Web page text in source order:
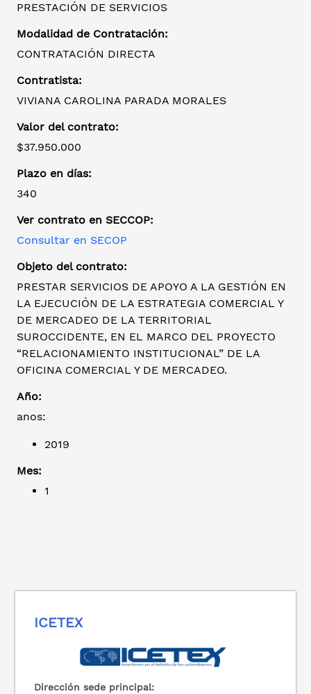
PRESTACIÓN DE SERVICIOS
Modalidad de Contratación:
CONTRATACIÓN DIRECTA
Contratista:
VIVIANA CAROLINA PARADA MORALES
Valor del contrato:
$37.950.000
Plazo en días:
340
Ver contrato en SECCOP:
Consultar en SECOP
Objeto del contrato:
PRESTAR SERVICIOS DE APOYO A LA GESTIÓN EN
LA EJECUCIÓN DE LA ESTRATEGIA COMERCIAL Y
DE MERCADEO DE LA TERRITORIAL
SUROCCIDENTE, EN EL MARCO DEL PROYECTO
“RELACIONAMIENTO INSTITUCIONAL” DE LA
OFICINA COMERCIAL Y DE MERCADEO.
Año:
anos:
2019
Mes:
1
ICETEX
Dirección sede principal: